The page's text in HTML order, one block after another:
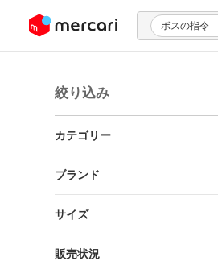
ツにスキップ ボスの指令
絞り込み
カテゴリー
ブランド
サイズ
販売状況